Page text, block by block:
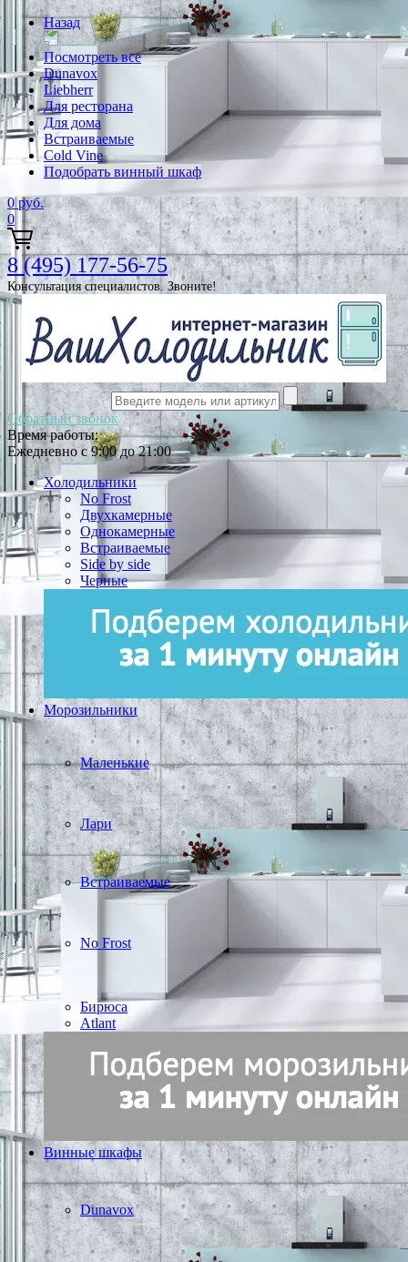
Назад
Посмотреть все
Dunavox
Liebherr
Для ресторана
Для дома
Встраиваемые
Cold Vine
Подобрать винный шкаф
0 руб.
0
8 (495) 177-56-75
Консультация специалистов. Звоните!
Обратный звонок
Время работы:
Ежедневно с 9:00 до 21:00
Холодильники
No Frost
Двухкамерные
Однокамерные
Встраиваемые
Side by side
Черные
Морозильники
Маленькие
Лари
Встраиваемые
No Frost
Бирюса
Atlant
Винные шкафы
Dunavox